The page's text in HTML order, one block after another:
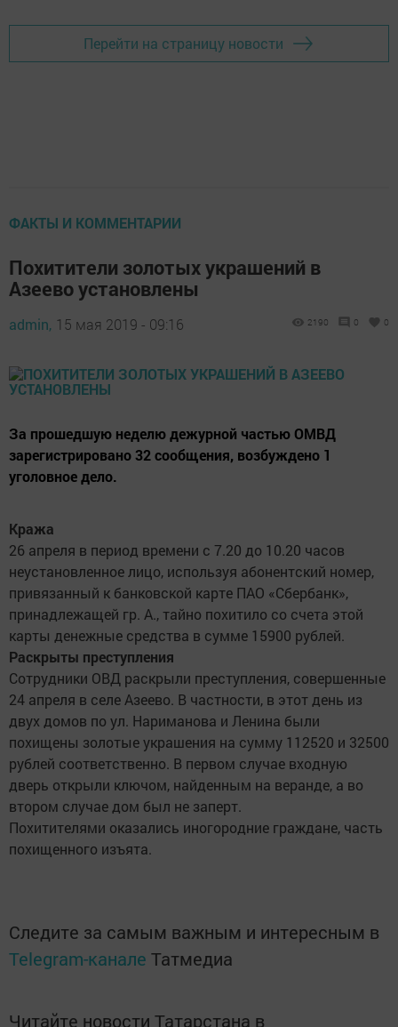
Перейти на страницу новости
ФАКТЫ И КОММЕНТАРИИ
Похитители золотых украшений в
Азеево установлены
admin, 15 мая 2019 - 09:16 2190 0 0
За прошедшую неделю дежурной частью ОМВД
зарегистрировано 32 сообщения, возбуждено 1
уголовное дело.
Кража
26 апреля в период времени с 7.20 до 10.20 часов
неустановленное лицо, используя абонентский номер,
привязанный к банковской карте ПАО «Сбербанк»,
принадлежащей гр. А., тайно похитило со счета этой
карты денежные средства в сумме 15900 рублей.
Раскрыты преступления
Сотрудники ОВД раскрыли преступления, совершенные
24 апреля в селе Азеево. В частности, в этот день из
двух домов по ул. Нариманова и Ленина были
похищены золотые украшения на сумму 112520 и 32500
рублей соответственно. В первом случае входную
дверь открыли ключом, найденным на веранде, а во
втором случае дом был не заперт.
Похитителями оказались иногородние граждане, часть
похищенного изъята.
Следите за самым важным и интересным в
Telegram-канале Татмедиа
Читайте новости Татарстана в